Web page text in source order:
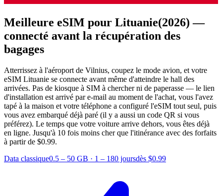
Meilleure eSIM pour Lituanie(2026) —
connecté avant la récupération des
bagages
Atterrissez à l'aéroport de Vilnius, coupez le mode avion, et votre
eSIM Lituanie se connecte avant même d'atteindre le hall des
arrivées. Pas de kiosque à SIM à chercher ni de paperasse — le lien
d'installation est arrivé par e-mail au moment de l'achat, vous l'avez
tapé à la maison et votre téléphone a configuré l'eSIM tout seul, puis
vous avez embarqué déjà paré (il y a aussi un code QR si vous
préférez). Le temps que votre voiture arrive dehors, vous êtes déjà
en ligne. Jusqu'à 10 fois moins cher que l'itinérance avec des forfaits
à partir de $0.99.
Data classique0.5 – 50 GB · 1 – 180 joursdès $0.99